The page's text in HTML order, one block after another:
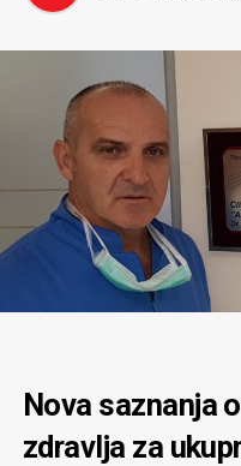
Nova saznanja
zdravlja za